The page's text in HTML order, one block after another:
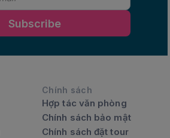
Subscribe
Chính sách
Hợp tác văn phòng
Chính sách bảo mật
Chính sách đặt tour